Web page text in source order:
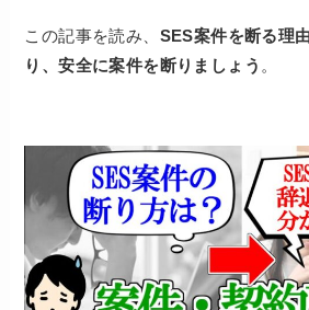
この記事を読み、 SES案件を断る理
り、安全に案件を断りましょう 。